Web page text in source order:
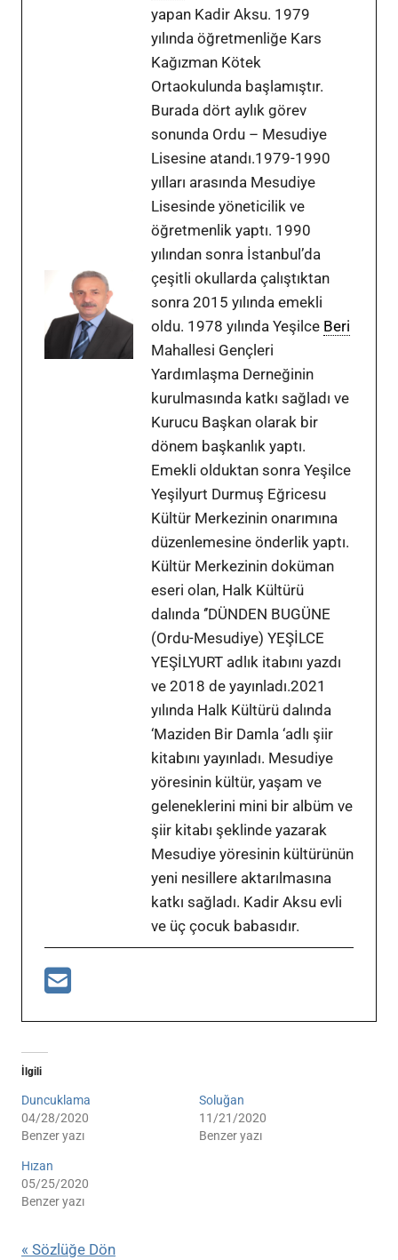
yapan Kadir Aksu. 1979
yılında öğretmenliğe Kars
Kağızman Kötek
Ortaokulunda başlamıştır.
Burada dört aylık görev
sonunda Ordu – Mesudiye
Lisesine atandı.1979-1990
yılları arasında Mesudiye
Lisesinde yöneticilik ve
öğretmenlik yaptı. 1990
yılından sonra İstanbul’da
çeşitli okullarda çalıştıktan
sonra 2015 yılında emekli
oldu. 1978 yılında Yeşilce Beri
Mahallesi Gençleri
Yardımlaşma Derneğinin
kurulmasında katkı sağladı ve
Kurucu Başkan olarak bir
dönem başkanlık yaptı.
Emekli olduktan sonra Yeşilce
Yeşilyurt Durmuş Eğricesu
Kültür Merkezinin onarımına
düzenlemesine önderlik yaptı.
Kültür Merkezinin doküman
eseri olan, Halk Kültürü
dalında ‘’DÜNDEN BUGÜNE
(Ordu-Mesudiye) YEŞİLCE
YEŞİLYURT adlık itabını yazdı
ve 2018 de yayınladı.2021
yılında Halk Kültürü dalında
‘Maziden Bir Damla ‘adlı şiir
kitabını yayınladı. Mesudiye
yöresinin kültür, yaşam ve
geleneklerini mini bir albüm ve
şiir kitabı şeklinde yazarak
Mesudiye yöresinin kültürünün
yeni nesillere aktarılmasına
katkı sağladı. Kadir Aksu evli
ve üç çocuk babasıdır.
İlgili
Duncuklama
04/28/2020
Benzer yazı
Soluğan
11/21/2020
Benzer yazı
Hızan
05/25/2020
Benzer yazı
« Sözlüğe Dön